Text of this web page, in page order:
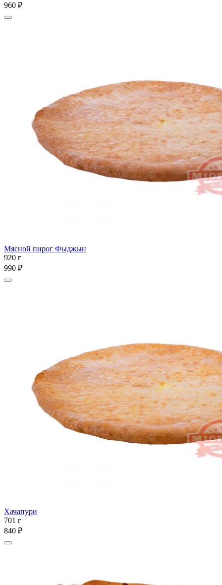
960 ₽
Мясной пирог Фыджын
920 г
990 ₽
Хачапури
701 г
840 ₽